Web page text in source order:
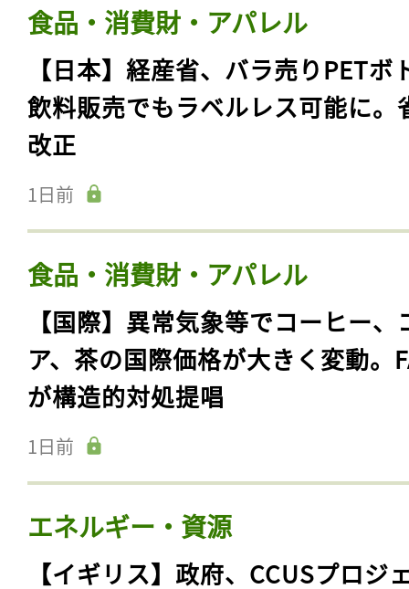
食品・消費財・アパレル
【日本】経産省、バラ売りPETボ
飲料販売でもラベルレス可能に。
改正
1日前
食品・消費財・アパレル
【国際】異常気象等でコーヒー、
ア、茶の国際価格が大きく変動。
が構造的対処提唱
1日前
エネルギー・資源
【イギリス】政府、CCUSプロジ